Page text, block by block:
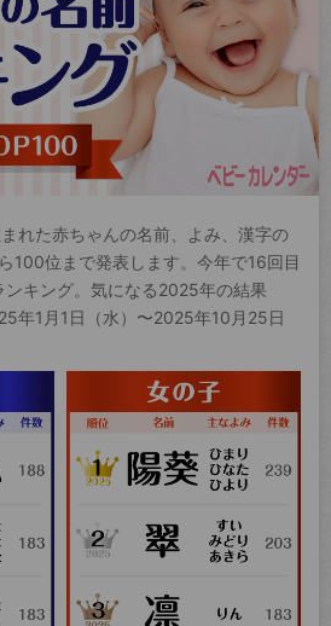
れた赤ちゃんの名前、よみ、漢字の
100位まで発表します。今年で16回目
ンキング。気になる2025年の結果
年1月1日（水）〜2025年10月25日